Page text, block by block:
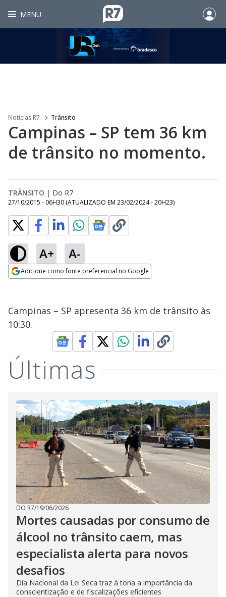
MENU
Noticias R7 Trânsito
Campinas – SP tem 36 km
de trânsito no momento.
TRÂNSITO | Do R7
27/10/2015 - 06H30 (ATUALIZADO EM 23/02/2024 - 20H23)
A+ A-
Adicione como fonte preferencial no Google
Campinas – SP apresenta 36 km de trânsito às
10:30.
Últimas
DO R7/19/06/2026
Mortes causadas por consumo de
álcool no trânsito caem, mas
especialista alerta para novos
desafios
Dia Nacional da Lei Seca traz à tona a importância da
conscientização e de fiscalizações eficientes